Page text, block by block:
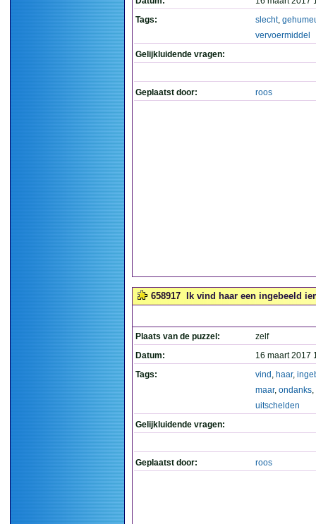
Tags:
slecht,
vervoermiddel
Gelijkluidende vragen:
Geplaatst door: roos
658917 Ik vind haar een ingebeeld
Plaats van de puzzel:
zelf
Datum:
16 maart 2017
Tags:
vind , haar,
maar, ondanks,
uitschelden
Gelijkluidende vragen:
Geplaatst door: roos